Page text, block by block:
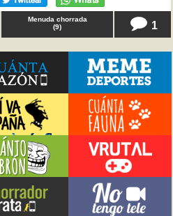
Menuda chorrada
(9) 1